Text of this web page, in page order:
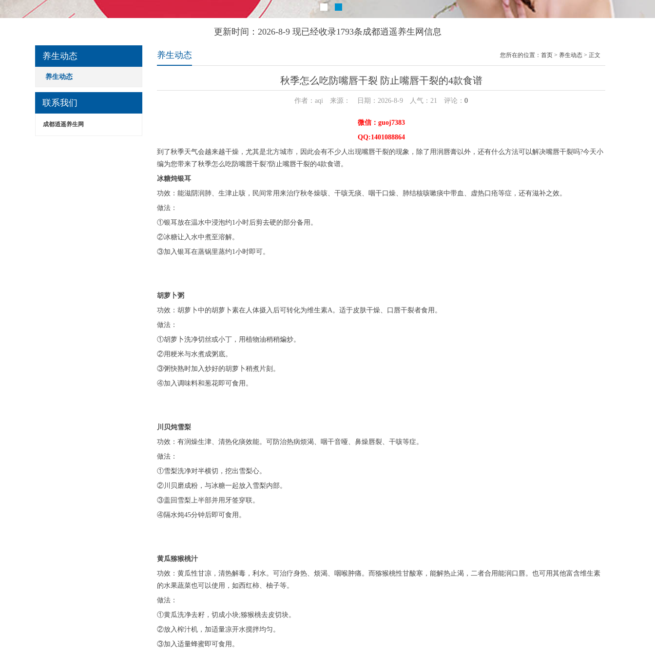
更新时间：2026-8-9 现已经收录1793条成都逍遥养生网信息
养生动态
养生动态
联系我们
成都逍遥养生网
养生动态 您所在的位置： 首页 > 养生动态 > 正文
秋季怎么吃防嘴唇干裂 防止嘴唇干裂的4款食谱
作者：aqi 来源： 日期：2026-8-9 人气： 21 评论： 0
微信：guoj7383
QQ:1401088864
到了秋季天气会越来越干燥，尤其是北方城市，因此会有不少人出现嘴唇干裂的现象，除了用润唇膏以外，还有什么方法可以解决嘴唇干裂吗?今天小
编为您带来了秋季怎么吃防嘴唇干裂?防止嘴唇干裂的4款食谱。
冰糖炖银耳
功效：能滋阴润肺、生津止咳，民间常用来治疗秋冬燥咳、干咳无痰、咽干口燥、肺结核咳嗽痰中带血、虚热口疮等症，还有滋补之效。
做法：
①银耳放在温水中浸泡约1小时后剪去硬的部分备用。
②冰糖让入水中煮至溶解。
③加入银耳在蒸锅里蒸约1小时即可。
胡萝卜粥
功效：胡萝卜中的胡萝卜素在人体摄入后可转化为维生素A。适于皮肤干燥、口唇干裂者食用。
做法：
①胡萝卜洗净切丝或小丁，用植物油稍稍煸炒。
②用粳米与水煮成粥底。
③粥快熟时加入炒好的胡萝卜稍煮片刻。
④加入调味料和葱花即可食用。
川贝炖雪梨
功效：有润燥生津、清热化痰效能。可防治热病烦渴、咽干音哑、鼻燥唇裂、干咳等症。
做法：
①雪梨洗净对半横切，挖出雪梨心。
②川贝磨成粉，与冰糖一起放入雪梨内部。
③盖回雪梨上半部并用牙签穿联。
④隔水炖45分钟后即可食用。
黄瓜猕猴桃汁
功效：黄瓜性甘凉，清热解毒，利水。可治疗身热、烦渴、咽喉肿痛。而猕猴桃性甘酸寒，能解热止渴，二者合用能润口唇。也可用其他富含维生素
的水果蔬菜也可以使用，如西红柿、柚子等。
做法：
①黄瓜洗净去籽，切成小块;猕猴桃去皮切块。
②放入榨汁机，加适量凉开水搅拌均匀。
③加入适量蜂蜜即可食用。